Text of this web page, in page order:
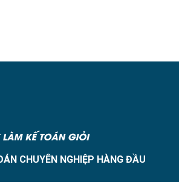
CHUYÊN NGHIỆP HÀNG ĐẦU